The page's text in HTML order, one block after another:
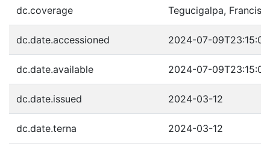
dc.coverage Tegucigalpa,
dc.date.accessioned 2024-07-
dc.date.available 2024-07-
dc.date.issued 2024-03-12
dc.date.terna 2024-03-12